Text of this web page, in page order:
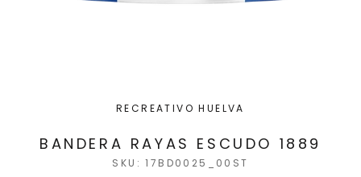
RECREATIVO HUELVA
BANDERA RAYAS ESCUDO 1889
SKU:17BD0025_00ST